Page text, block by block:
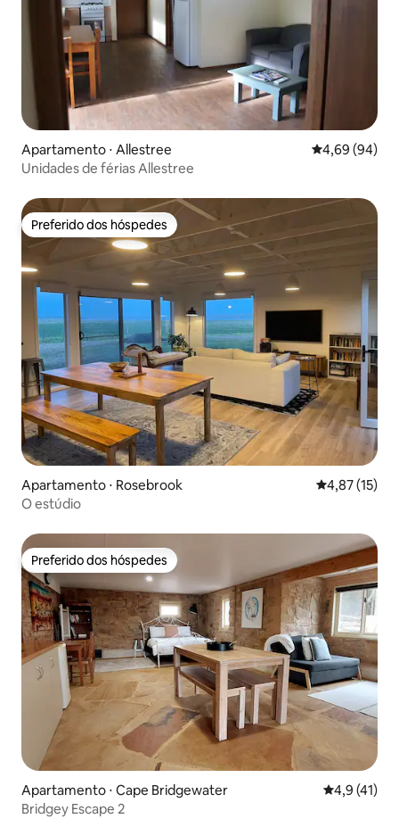
Apartamento ⋅ Allestree 4,69 de uma
4,69 (94)
Unidades de férias Allestree
Preferido dos hóspedes
Preferido dos hóspedes
Apartamento ⋅ Rosebrook 4,87 de uma
4,87 (15)
O estúdio
Preferido dos hóspedes
Preferido dos hóspedes
Apartamento ⋅ Cape Bridgewater 4,9 de uma
4,9 (41)
Bridgey Escape 2